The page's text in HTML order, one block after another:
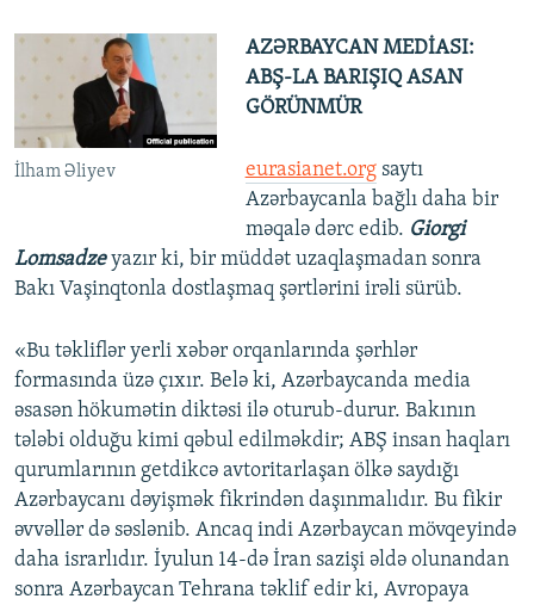
İlham Əliyev
AZƏRBAYCAN MEDİASI:
ABŞ-LA BARIŞIQ ASAN
GÖRÜNMÜR
eurasianet.orgsaytı
Azərbaycanla bağlı daha bir
məqalə dərc edib. Giorgi
Lomsadzeyazır ki, bir müddət uzaqlaşmadan sonra
Bakı Vaşinqtonla dostlaşmaq şərtlərini irəli sürüb.
«Bu təkliflər yerli xəbər orqanlarında şərhlər
formasında üzə çıxır. Belə ki, Azərbaycanda media
əsasən hökumətin diktəsi ilə oturub-durur. Bakının
tələbi olduğu kimi qəbul edilməkdir; ABŞ insan haqları
qurumlarının getdikcə avtoritarlaşan ölkə saydığı
Azərbaycanı dəyişmək fikrindən daşınmalıdır. Bu fikir
əvvəllər də səslənib. Ancaq indi Azərbaycan mövqeyində
daha israrlıdır. İyulun 14-də İran sazişi əldə olunandan
sonra Azərbaycan Tehrana təklif edir ki, Avropaya